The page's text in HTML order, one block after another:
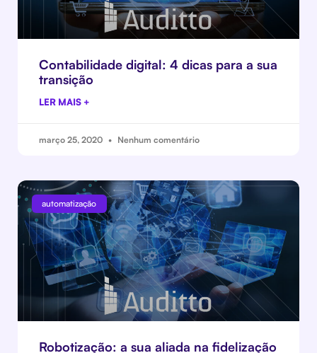
Contabilidade digital: 4 dicas para a sua
transição
LER MAIS +
março 25, 2020 Nenhum comentário
automatização
Robotização: a sua aliada na fidelização